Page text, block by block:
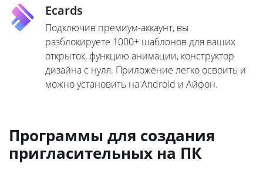
Ecards
Подключив премиум-аккаунт, вы
разблокируете 1000+ шаблонов для ваших
открыток, функцию анимации, конструктор
дизайна с нуля. Приложение легко освоить и
можно установить на Android и Айфон.
Программы для создания
пригласительных на ПК